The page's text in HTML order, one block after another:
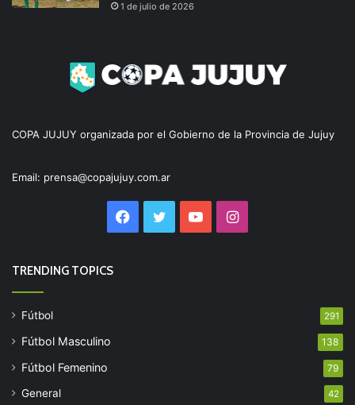
1 de julio de 2026
COPA JUJUY organizada por el Gobierno de la Provincia de Jujuy
Email: prensa@copajujuy.com.ar
Facebook
TwitterYouTubeInstagram
TRENDING TOPICS
Fútbol 291
Fútbol Masculino 138
Fútbol Femenino 79
General 42